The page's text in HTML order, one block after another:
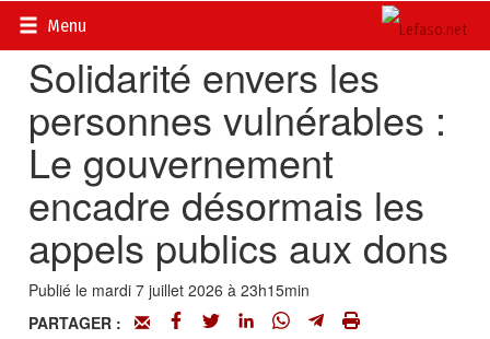
Menu
Accueil>
Solidarité envers les
personnes vulnérables :
Le gouvernement
encadre désormais les
appels publics aux dons
Publié le mardi 7 juillet 2026 à 23h15min
PARTAGER :